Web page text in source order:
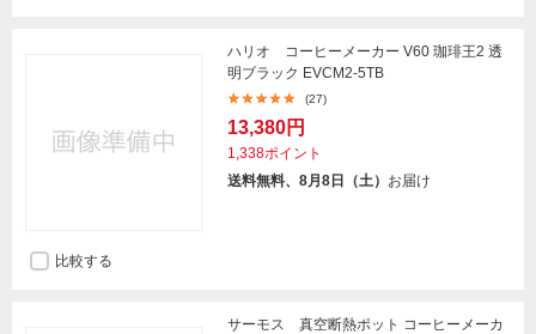
ハリオ コーヒーメーカー V60 珈琲王2 透
明ブラック EVCM2-5TB
(27)
13,380円
1,338ポイント
送料無料、8月8日（土） お届け
比較する
サーモス 真空断熱ポット コーヒーメーカ